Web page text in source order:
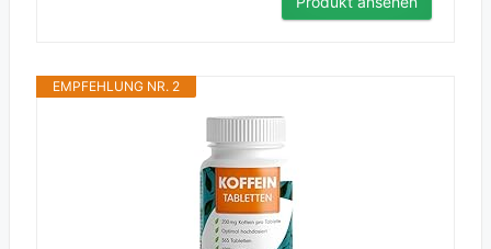
EMPFEHLUNG NR. 2